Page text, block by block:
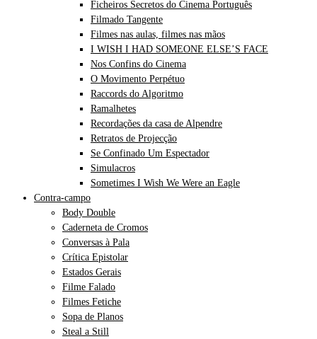
Ficheiros Secretos do Cinema Português
Filmado Tangente
Filmes nas aulas, filmes nas mãos
I WISH I HAD SOMEONE ELSE’S FACE
Nos Confins do Cinema
O Movimento Perpétuo
Raccords do Algoritmo
Ramalhetes
Recordações da casa de Alpendre
Retratos de Projecção
Se Confinado Um Espectador
Simulacros
Sometimes I Wish We Were an Eagle
Contra-campo
Body Double
Caderneta de Cromos
Conversas à Pala
Crítica Epistolar
Estados Gerais
Filme Falado
Filmes Fetiche
Sopa de Planos
Steal a Still